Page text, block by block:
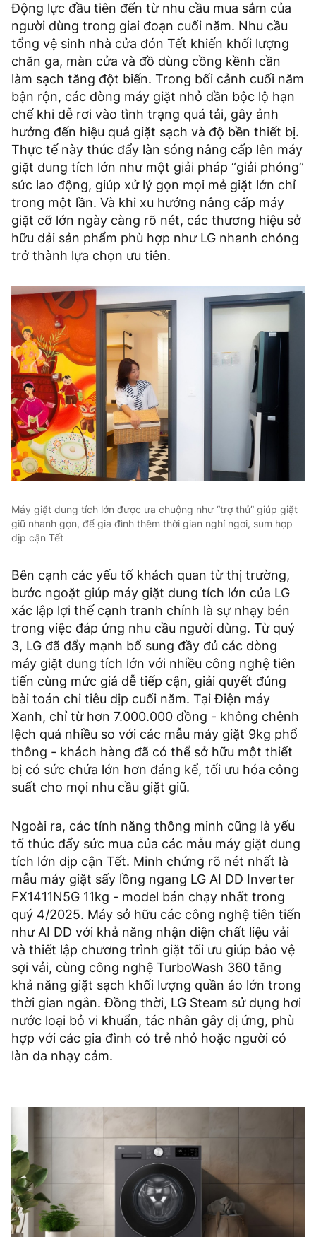
Động lực đầu tiên đến từ nhu cầu mua sắm của
người dùng trong giai đoạn cuối năm. Nhu cầu
tổng vệ sinh nhà cửa đón Tết khiến khối lượng
chăn ga, màn cửa và đồ dùng cồng kềnh cần
làm sạch tăng đột biến. Trong bối cảnh cuối năm
bận rộn, các dòng máy giặt nhỏ dần bộc lộ hạn
chế khi dễ rơi vào tình trạng quá tải, gây ảnh
hưởng đến hiệu quả giặt sạch và độ bền thiết bị.
Thực tế này thúc đẩy làn sóng nâng cấp lên máy
giặt dung tích lớn như một giải pháp “giải phóng”
sức lao động, giúp xử lý gọn mọi mẻ giặt lớn chỉ
trong một lần. Và khi xu hướng nâng cấp máy
giặt cỡ lớn ngày càng rõ nét, các thương hiệu sở
hữu dải sản phẩm phù hợp như LG nhanh chóng
trở thành lựa chọn ưu tiên.
Máy giặt dung tích lớn được ưa chuộng như “trợ thủ” giúp giặt
giũ nhanh gọn, để gia đình thêm thời gian nghỉ ngơi, sum họp
dịp cận Tết
Bên cạnh các yếu tố khách quan từ thị trường,
bước ngoặt giúp máy giặt dung tích lớn của LG
xác lập lợi thế cạnh tranh chính là sự nhạy bén
trong việc đáp ứng nhu cầu người dùng. Từ quý
3, LG đã đẩy mạnh bổ sung đầy đủ các dòng
máy giặt dung tích lớn với nhiều công nghệ tiên
tiến cùng mức giá dễ tiếp cận, giải quyết đúng
bài toán chi tiêu dịp cuối năm. Tại Điện máy
Xanh, chỉ từ hơn 7.000.000 đồng - không chênh
lệch quá nhiều so với các mẫu máy giặt 9kg phổ
thông - khách hàng đã có thể sở hữu một thiết
bị có sức chứa lớn hơn đáng kể, tối ưu hóa công
suất cho mọi nhu cầu giặt giũ.
Ngoài ra, các tính năng thông minh cũng là yếu
tố thúc đẩy sức mua của các mẫu máy giặt dung
tích lớn dịp cận Tết. Minh chứng rõ nét nhất là
mẫu máy giặt sấy lồng ngang LG AI DD Inverter
FX1411N5G 11kg - model bán chạy nhất trong
quý 4/2025. Máy sở hữu các công nghệ tiên tiến
như AI DD với khả năng nhận diện chất liệu vải
và thiết lập chương trình giặt tối ưu giúp bảo vệ
sợi vải, cùng công nghệ TurboWash 360 tăng
khả năng giặt sạch khối lượng quần áo lớn trong
thời gian ngắn. Đồng thời, LG Steam sử dụng hơi
nước loại bỏ vi khuẩn, tác nhân gây dị ứng, phù
hợp với các gia đình có trẻ nhỏ hoặc người có
làn da nhạy cảm.